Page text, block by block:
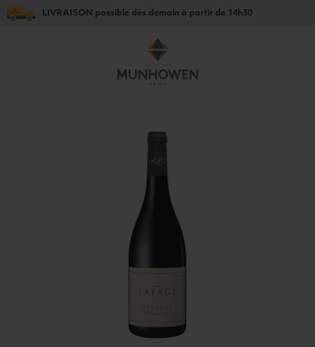
LIVRAISON possible dès demain à partir de 14h30